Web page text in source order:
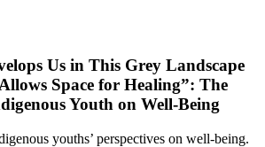
Us in This Grey Landscape
Space for Healing”: The
Youth on Well-Being
youths’ perspectives on well-being.